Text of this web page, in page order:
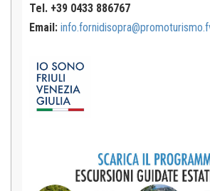
Tel. +39 0433 886767
Email: